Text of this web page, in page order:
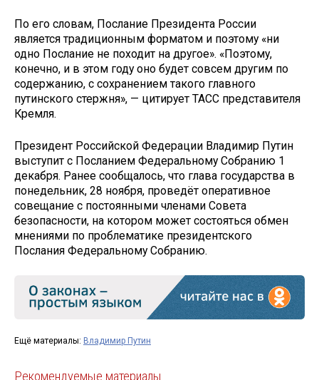
По его словам, Послание Президента России
является традиционным форматом и поэтому «ни
одно Послание не походит на другое». «Поэтому,
конечно, и в этом году оно будет совсем другим по
содержанию, с сохранением такого главного
путинского стержня», — цитирует ТАСС представителя
Кремля.
Президент Российской Федерации Владимир Путин
выступит с Посланием Федеральному Собранию 1
декабря. Ранее сообщалось, что глава государства в
понедельник, 28 ноября, проведёт оперативное
совещание с постоянными членами Совета
безопасности, на котором может состояться обмен
мнениями по проблематике президентского
Послания Федеральному Собранию.
Ещё материалы: Владимир Путин
Рекомендуемые материалы